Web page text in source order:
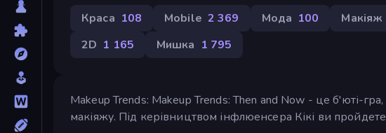
Краса 108 Mobile 2 369 Мода 100 Макіяж
2D 1 165 Мишка 1 795
Makeup Trends: Makeup Trends: Then and Now - це б'юті-
макіяжу. Під керівництвом інфлюенсера Кікі ви